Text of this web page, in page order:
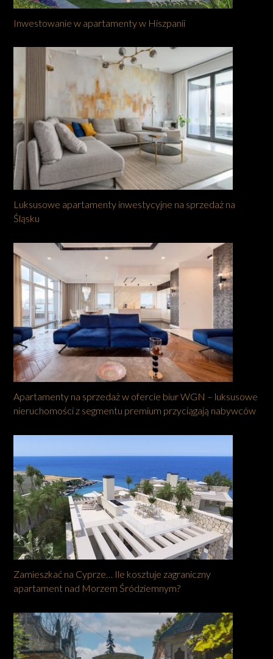
Inwestowanie w apartamenty w Hiszpanii
Luksusowe apartamenty inwestycyjne na sprzedaż na
Śląsku
Apartamenty na sprzedaż w ofercie biur WGN – luksusowe
nieruchomości z segmentu premium przyciągają nabywców
Zamieszkać na Cyprze… Ile kosztuje zagraniczny
apartament nad Morzem Śródziemnym?